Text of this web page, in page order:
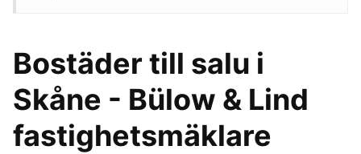
Bostäder till salu i
Skåne - Bülow & Lind
fastighetsmäklare